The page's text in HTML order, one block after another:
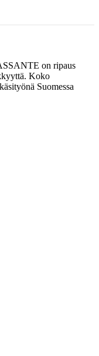
on ripaus
Koko
Suomessa